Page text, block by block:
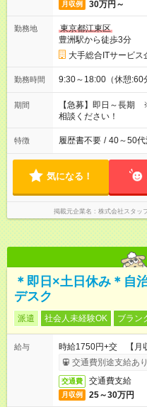
月収例 30万円～
勤務地
東京都江東区
豊洲駅から徒歩3分
大手総合ITサービス
勤務時間 9:30～18:00（休憩:60
期間
【急募】即日～長期
相談ください！
特徴 履歴書不要 / 40～50代
気になる！
掲載元企業名 株式会社スタッ
＊即日×土日休み＊自
デスク
派遣 社会人未経験OK ブラン
給与
時給1750円+交 【月
交通費別途支給あり
交通費 交通費支給
月収例 25～30万円